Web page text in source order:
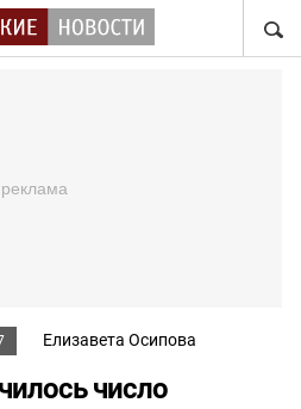
Елизавета Осипова
число